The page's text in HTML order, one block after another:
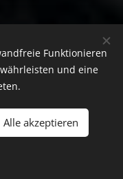
Funktionieren
und eine
Alle akzeptieren